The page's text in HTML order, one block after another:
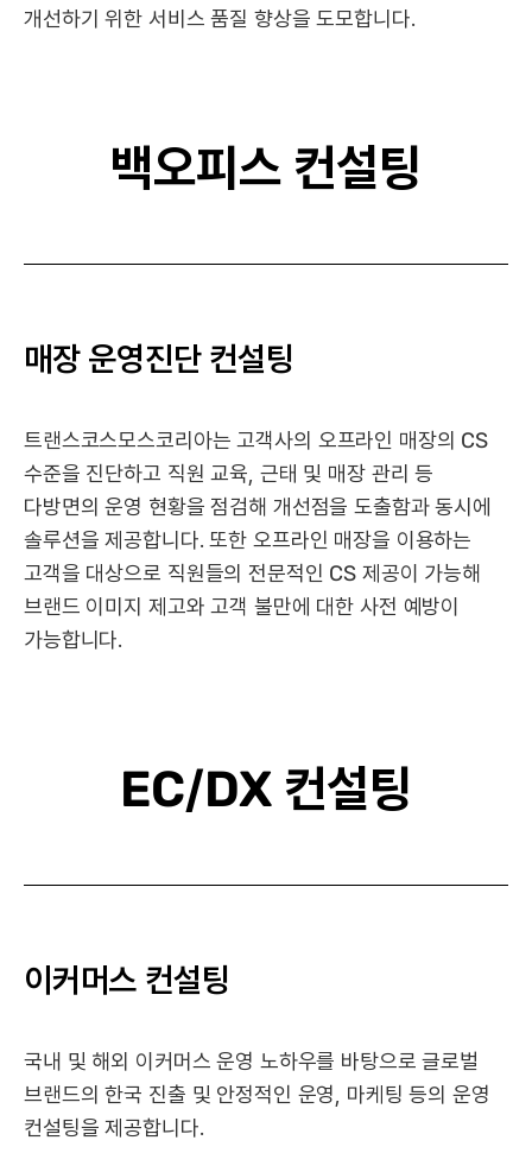
개선하기 위한 서비스 품질 향상을 도모합니다.
백오피스 컨설팅
매장 운영진단 컨설팅
트랜스코스모스코리아는 고객사의 오프라인 매장의 CS
수준을 진단하고 직원 교육, 근태 및 매장 관리 등
다방면의 운영 현황을 점검해 개선점을 도출함과 동시에
솔루션을 제공합니다. 또한 오프라인 매장을 이용하는
고객을 대상으로 직원들의 전문적인 CS 제공이 가능해
브랜드 이미지 제고와 고객 불만에 대한 사전 예방이
가능합니다.
EC/DX 컨설팅
이커머스 컨설팅
국내 및 해외 이커머스 운영 노하우를 바탕으로 글로벌
브랜드의 한국 진출 및 안정적인 운영, 마케팅 등의 운영
컨설팅을 제공합니다.